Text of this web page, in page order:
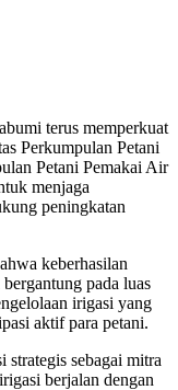
terus memperkuat
Perkumpulan Petani
Petani Pemakai Air
menjaga
peningkatan
keberhasilan
pada luas
irigasi yang
aktif para petani.
sebagai mitra
berjalan dengan